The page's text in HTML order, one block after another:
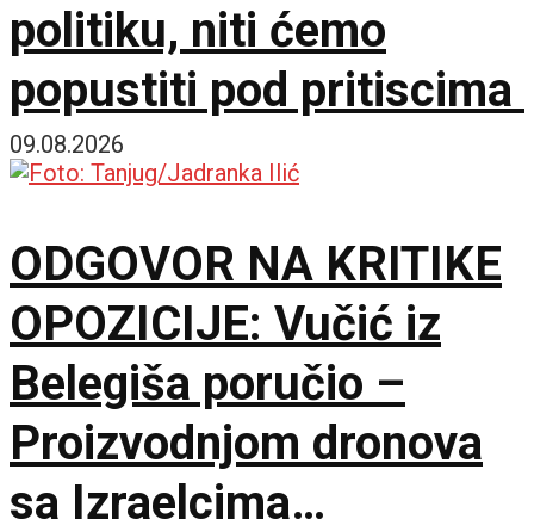
politiku, niti ćemo
popustiti pod pritiscima
09.08.2026
ODGOVOR NA KRITIKE
OPOZICIJE: Vučić iz
Belegiša poručio –
Proizvodnjom dronova
sa Izraelcima